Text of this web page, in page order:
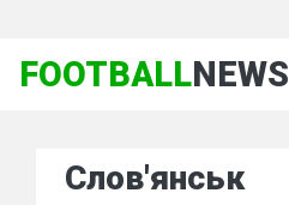
FOOTBALLNEWS
Слов'янськ